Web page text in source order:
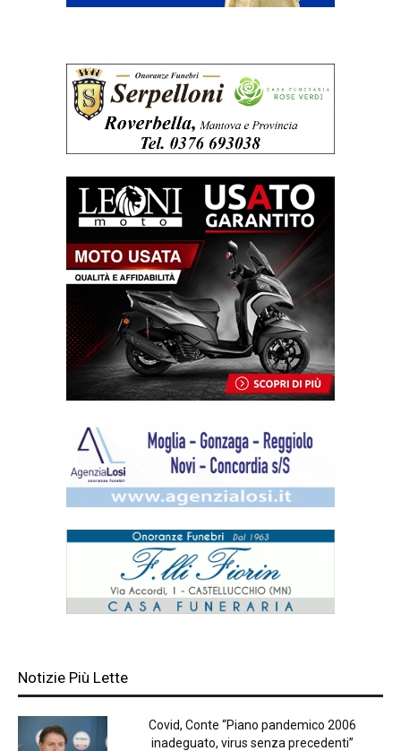
Notizie Più Lette
Covid, Conte “Piano pandemico 2006
inadeguato, virus senza precedenti”